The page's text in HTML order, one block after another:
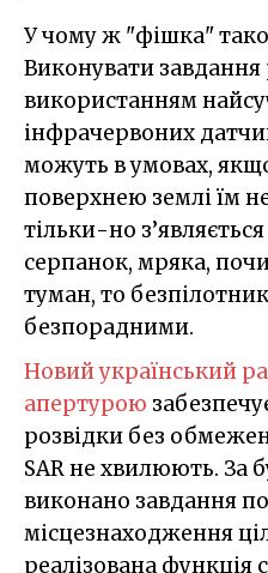
У чому ж "фішка"
Виконувати завдання
використанням
інфрачервоних
можуть в умовах,
поверхнею землі їм
тільки-но
серпанок, мряка,
туман, то
безпорадними.
Новий український
апертурою
розвідки без
SAR не хвилюють. За
виконано завдання
місцезнаходження
реалізована